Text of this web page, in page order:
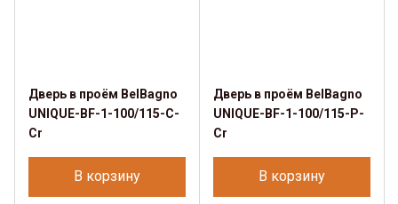
Дверь в проём BelBagno
UNIQUE-BF-1-100/115-C-
Cr
В корзину
Дверь в проём BelBagno
UNIQUE-BF-1-100/115-P-
Cr
В корзину